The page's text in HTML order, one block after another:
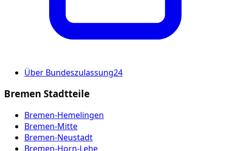
Über Bundeszulassung24
Bremen Stadtteile
Bremen-Hemelingen
Bremen-Mitte
Bremen-Neustadt
Bremen-Horn-Lehe